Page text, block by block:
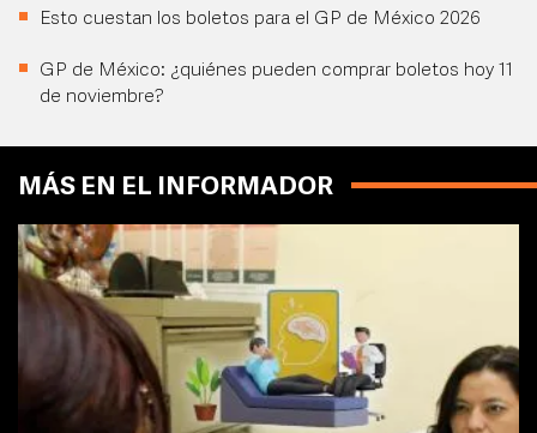
Esto cuestan los boletos para el GP de México 2026
GP de México: ¿quiénes pueden comprar boletos hoy 11
de noviembre?
MÁS EN EL INFORMADOR